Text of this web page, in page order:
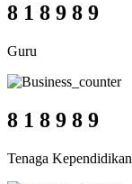
8 1 8 9 8 9
Guru
8 1 8 9 8 9
Tenaga Kependidikan